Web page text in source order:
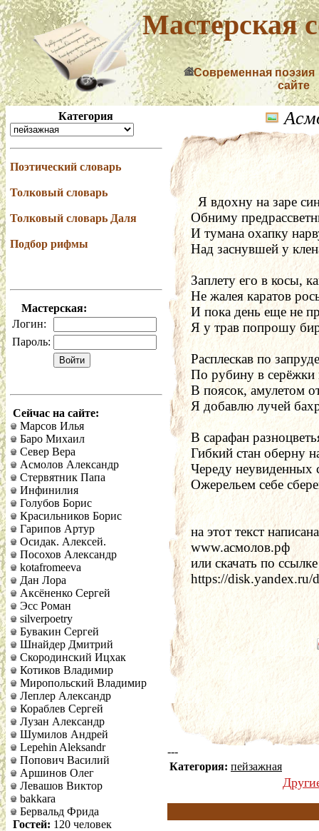
Мастерская
Современная поэзия
сайте
Категория
Поэтический словарь
Толковый словарь
Толковый словарь Даля
Подбор рифмы
Мастерская:
Логин:
Пароль:
Сейчас на сайте:
Марсов Илья
Баро Михаил
Север Вера
Асмолов Александр
Стервятник Папа
Инфинилия
Голубов Борис
Красильников Борис
Гарипов Артур
Осидак. Алексей.
Посохов Александр
kotafromeeva
Дан Лора
Аксёненко Сергей
Эсс Роман
silverpoetry
Бувакин Сергей
Шнайдер Дмитрий
Скородинский Ицхак
Котиков Владимир
Миропольский Владимир
Леплер Александр
Кораблев Сергей
Лузан Александр
Шумилов Андрей
Lepehin Aleksandr
Попович Василий
Аршинов Олег
Левашов Виктор
bakkara
Бервальд Фрида
Гостей: 120 человек
Я вдохну на заре
Обниму
И тумана охапку
Над заснувшей у
Заплету его в косы,
Не жалея каратов
И пока день еще не
Я у трав попрошу
Расплескав по
По рубину в серёжки
В поясок, амулетом
Я добавлю лучей
В сарафан
Гибкий стан оберну
Череду неувиденных
Ожерельем себе
на этот текст
www.асмолов.рф
или скачать по ссылке
https://
---
Категория: пейзажная